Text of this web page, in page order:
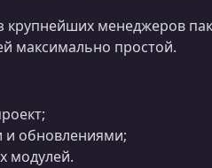
крупнейших менеджеров
максимально простой.
и обновлениями;
модулей.